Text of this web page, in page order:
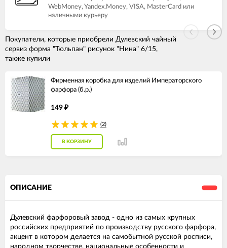
WebMoney, Yandex.Money, VISA, MasterCard или
наличными курьеру
Покупатели, которые приобрели Дулевский чайный
сервиз форма "Тюльпан" рисунок "Нина" 6/15,
также купили
Фирменная коробка для изделий Императорского
фарфора (б.р.)
149 ₽
(2)
В КОРЗИНУ
ОПИСАНИЕ
Дулевский фарфоровый завод - одно из самых крупных
российских предприятий по производству русского фарфора,
акцент в котором делается на самобытной русской росписи,
народном творчестве, национальные особенности и